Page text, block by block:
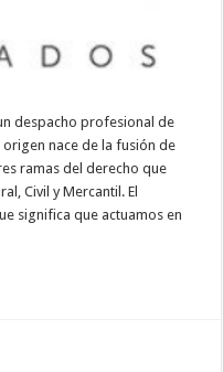
despacho profesional de
nace de la fusión de
ramas del derecho que
Civil y Mercantil. El
significa que actuamos en